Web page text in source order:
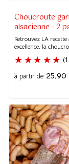
Choucroute
alsacienne - 2
Retrouvez LA
excellence, la
à partir de 25,90